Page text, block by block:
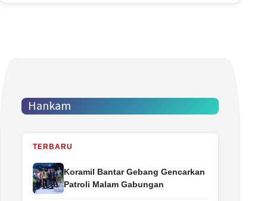
Hankam
TERBARU
Koramil Bantar Gebang Gencarkan
Patroli Malam Gabungan